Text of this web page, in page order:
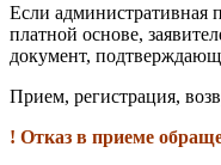
Если административная
платной основе,
документ,
Прием, регистрация,
! Отказ в приеме